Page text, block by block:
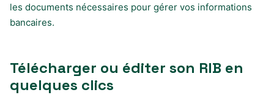
les documents nécessaires pour gérer vos informations
bancaires.
Télécharger ou éditer son RIB en
quelques clics